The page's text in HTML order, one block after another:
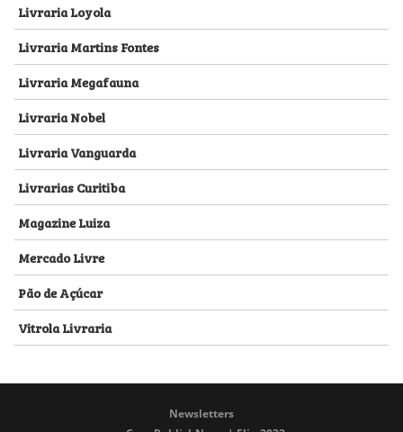
Livraria Loyola
Livraria Martins Fontes
Livraria Megafauna
Livraria Nobel
Livraria Vanguarda
Livrarias Curitiba
Magazine Luiza
Mercado Livre
Pão de Açúcar
Vitrola Livraria
Newsletters